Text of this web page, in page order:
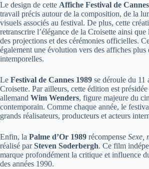
Le design de cette Affiche Festival de
travail précis autour de la composition, de la
visuels associés au festival. De plus, cette
retranscrire l’élégance de la Croisette ainsi que
des projections et des cérémonies officielles.
également une évolution vers des affiches plus
intemporelles.
Le Festival de Cannes 1989 se déroule du 11
Croisette. Par ailleurs, cette édition est
allemand Wim Wenders, figure majeure du
contemporain. Comme chaque année, le
grands réalisateurs, producteurs et acteurs
Enfin, la Palme d’Or 1989 récompense Sexe,
réalisé parSteven Soderbergh. Ce film
marque profondément la critique et influence
des années 1990.